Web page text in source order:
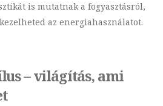
is mutatnak a fogyasztásról,
az energiahasználatot.
– világítás, ami